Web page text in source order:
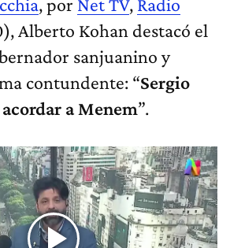
, por Net TV, Radio
Alberto Kohan destacó el
sanjuanino y
contundente: “Sergio
a Menem”.